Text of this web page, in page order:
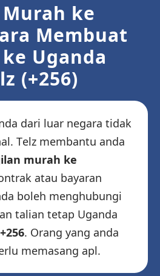
ke
Membuat
Uganda
(+256)
dari luar negara tidak
Telz membantu anda
murah ke
atau bayaran
boleh menghubungi
talian tetap Uganda
+256. Orang yang anda
memasang apl.